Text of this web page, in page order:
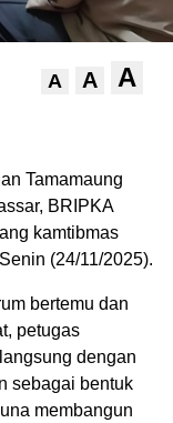
A A A
Tamamaung
BRIPKA
kamtibmas
(24/11/2025).
bertemu dan
petugas
dengan
sebagai bentuk
membangun